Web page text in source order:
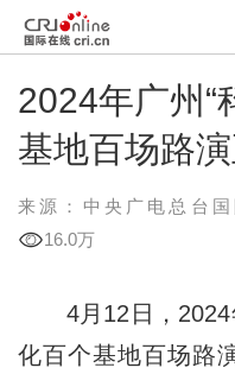
2024年广州“
基地百场路
来源：中央广电总台
16.0万
4月12日，2024
化百个基地百场路